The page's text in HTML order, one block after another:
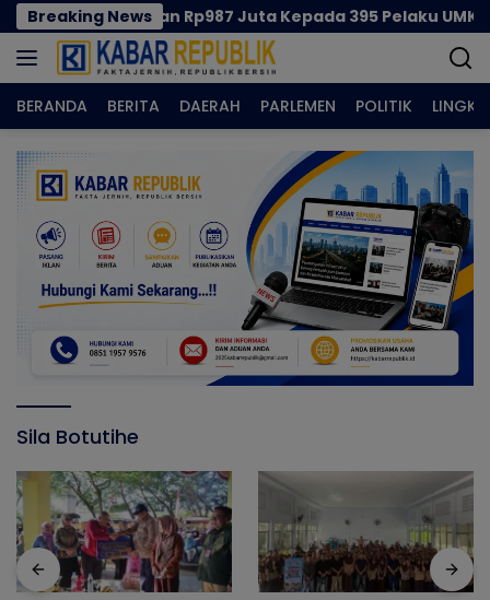
Langsung
ke
konten
Breaking News
Salurkan Rp987 Juta Kepada 395 Pelaku UMKM
BERANDA BERITA DAERAH PARLEMEN POLITIK
Sila Botutihe